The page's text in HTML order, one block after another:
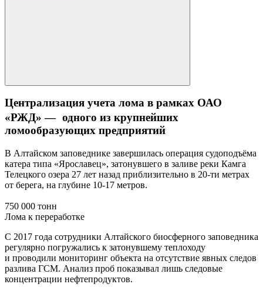
Централизация учета лома в рамках ОАО
«РЖД» — одного из крупнейших
ломообразующих предприятий
В Алтайском заповеднике завершилась операция судоподъёма
катера типа «Ярославец», затонувшего в заливе реки Камга
Телецкого озера 27 лет назад приблизительно в 20-ти метрах
от берега, на глубине 10-17 метров.
750 000 тонн
Лома к переработке
С 2017 года сотрудники Алтайского биосферного заповедника
регулярно погружались к затонувшему теплоходу
и проводили мониторинг объекта на отсутствие явных следов
разлива ГСМ. Анализ проб показывал лишь следовые
концентрации нефтепродуктов.